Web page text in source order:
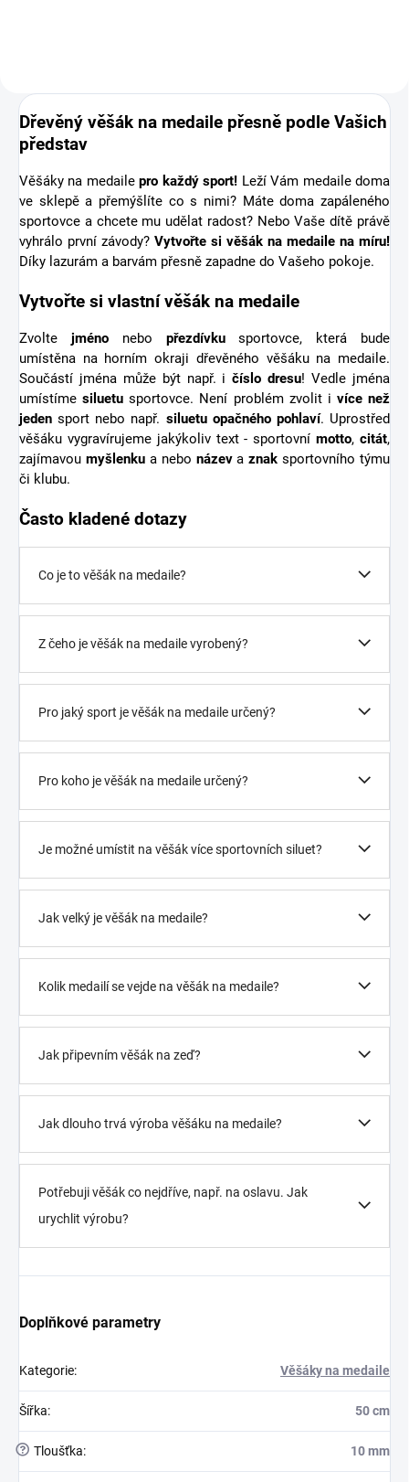
Dřevěný věšák na medaile přesně podle Vašich
představ
Věšáky na medailepro každý sport! Leží Vám medaile doma
ve sklepě a přemýšlíte co s nimi? Máte doma zapáleného
sportovce a chcete mu udělat radost? Nebo Vaše dítě právě
vyhrálo první závody? Vytvořte si věšák na medaile na míru!
Díky lazurám a barvám přesně zapadne do Vašeho pokoje.
Vytvořte si vlastní věšák na medaile
Zvolte jménonebo přezdívkusportovce, která bude
umístěna na horním okraji dřevěného věšáku na medaile.
Součástí jména může být např. ičíslo dresu! Vedle jména
umístímesiluetu sportovce. Není problém zvolit i více než
jeden sport nebo např. siluetu opačného pohlaví. Uprostřed
věšáku vygravírujeme jakýkoliv text - sportovnímotto,citát,
zajímavou myšlenkua nebo názevaznak sportovního týmu
či klubu.
Často kladené dotazy
Co je to věšák na medaile?
Z čeho je věšák na medaile vyrobený?
Pro jaký sport je věšák na medaile určený?
Pro koho je věšák na medaile určený?
Je možné umístit na věšák více sportovních siluet?
Jak velký je věšák na medaile?
Kolik medailí se vejde na věšák na medaile?
Jak připevním věšák na zeď?
Jak dlouho trvá výroba věšáku na medaile?
Potřebuji věšák co nejdříve, např. na oslavu. Jak
urychlit výrobu?
Doplňkové parametry
Kategorie: Věšáky na medaile
Šířka: 50 cm
? Tloušťka: 10 mm